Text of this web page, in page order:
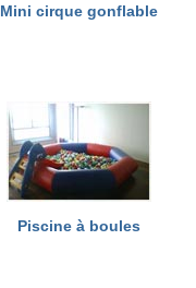
Mini cirque gonflable
Piscine à boules